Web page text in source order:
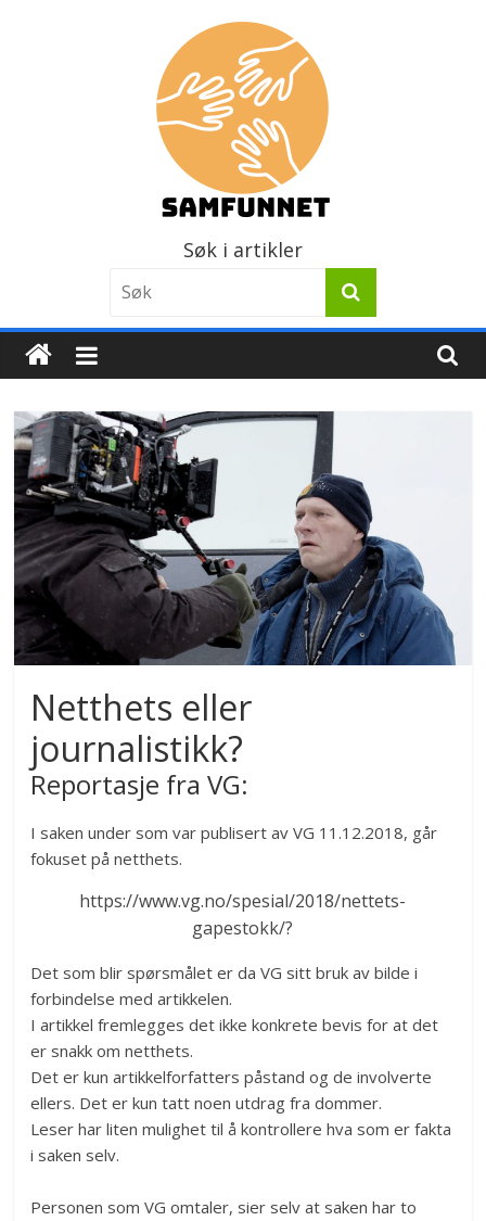
Samfunnet
vi
lever!
Søk i artikler
Netthets eller
journalistikk?
Reportasje fra VG:
I saken under som var publisert av VG 11.12.2018, går
fokuset på netthets.
https://www.vg.no/spesial/2018/nettets-
gapestokk/?
Det som blir spørsmålet er da VG sitt bruk av bilde i
forbindelse med artikkelen.
I artikkel fremlegges det ikke konkrete bevis for at det
er snakk om netthets.
Det er kun artikkelforfatters påstand og de involverte
ellers. Det er kun tatt noen utdrag fra dommer.
Leser har liten mulighet til å kontrollere hva som er fakta
i saken selv.
Personen som VG omtaler, sier selv at saken har to